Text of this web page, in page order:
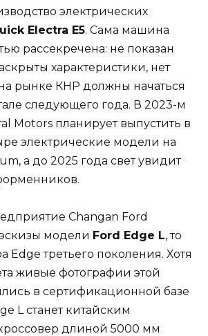
электрических
Electra E5. Сама машина
рассекречена: не показан
характеристики, нет
рынке КНР должны начаться
следующего года. В 2023-м
Motors планирует выпустить в
электрические модели на
а до 2025 года свет увидит
Changan Ford
модели Ford Edge L, то
Edge третьего поколения. Хотя
живые фотографии этой
в сертификационной базе
L станет китайским
длиной 5000 мм